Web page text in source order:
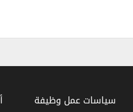
سياسات عمل وظيفة